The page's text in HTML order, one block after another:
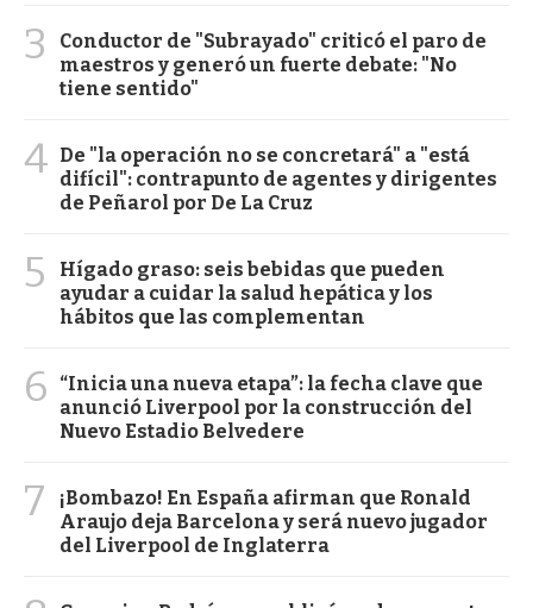
3
Conductor de "Subrayado" criticó el paro de
maestros y generó un fuerte debate: "No
tiene sentido"
4 De "la operación no se concretará" a "está
difícil": contrapunto de agentes y dirigentes
de Peñarol por De La Cruz
5
Hígado graso: seis bebidas que pueden
ayudar a cuidar la salud hepática y los
hábitos que las complementan
6
“Inicia una nueva etapa”: la fecha clave que
anunció Liverpool por la construcción del
Nuevo Estadio Belvedere
7
¡Bombazo! En España afirman que Ronald
Araujo deja Barcelona y será nuevo jugador
del Liverpool de Inglaterra